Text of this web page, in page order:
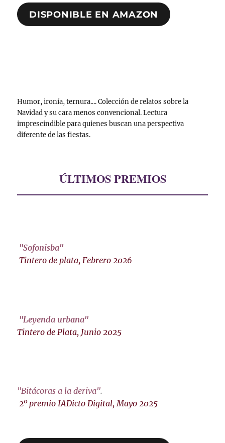
DISPONIBLE EN AMAZON
Humor, ironía, ternura.... Colección de relatos sobre la
Navidad y su cara menos convencional. Lectura
imprescindible para quienes buscan una perspectiva
diferente de las fiestas.
ÚLTIMOS PREMIOS
"Sofonisba"
Tintero de plata, Febrero 2026
"Leyenda urbana"
Tintero de Plata, Junio 2025
"Bitácoras a la deriva".
2º premio IADicto Digital, Mayo 2025